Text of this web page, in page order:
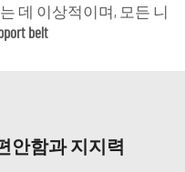
데 이상적이며, 모든 니
belt
안함과 지지력